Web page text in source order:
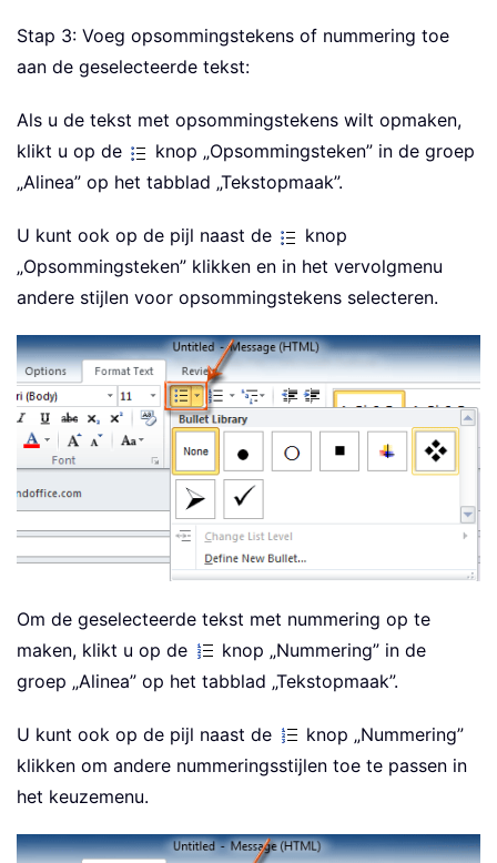
Stap 3: Voeg opsommingstekens of nummering toe
aan de geselecteerde tekst:
Als u de tekst met opsommingstekens wilt opmaken,
klikt u op de
knop „Opsommingsteken” in de groep
„Alinea” op het tabblad „Tekstopmaak”.
U kunt ook op de pijl naast de
knop
„Opsommingsteken” klikken en in het vervolgmenu
andere stijlen voor opsommingstekens selecteren.
Om de geselecteerde tekst met nummering op te
maken, klikt u op de
knop „Nummering” in de
groep „Alinea” op het tabblad „Tekstopmaak”.
U kunt ook op de pijl naast de
knop „Nummering”
klikken om andere nummeringsstijlen toe te passen in
het keuzemenu.